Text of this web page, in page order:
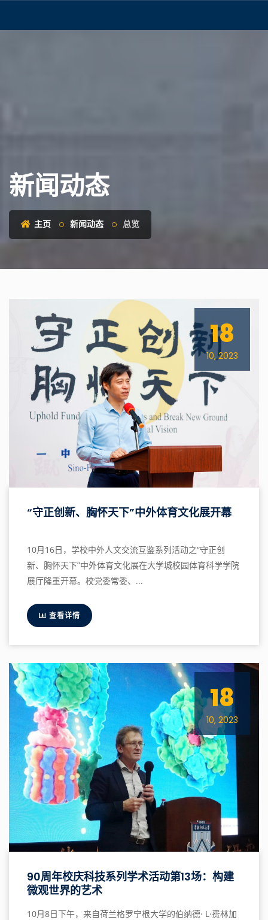
新闻动态
主页 新闻动态 总览
18
10, 2023
“守正创新、胸怀天下”中外体育文化展开幕
10月16日，学校中外人文交流互鉴系列活动之“守正创
新、胸怀天下”中外体育文化展在大学城校园体育科学学院
展厅隆重开幕。校党委常委、...
查看详情
18
10, 2023
90周年校庆科技系列学术活动第13场：构建
微观世界的艺术
10月8日下午，来自荷兰格罗宁根大学的伯纳德· L·费林加